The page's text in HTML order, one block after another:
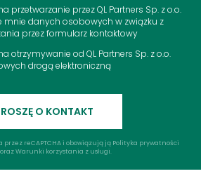
przetwarzanie przez QL Partners Sp. z o.o.
mnie danych osobowych w związku z
przez formularz kontaktowy
otrzymywanie od QL Partners Sp. z o.o.
drogą elektroniczną
reCAPTCHA i obowiązują ją Polityka prywatności
orazWarunki korzystania z usługi.